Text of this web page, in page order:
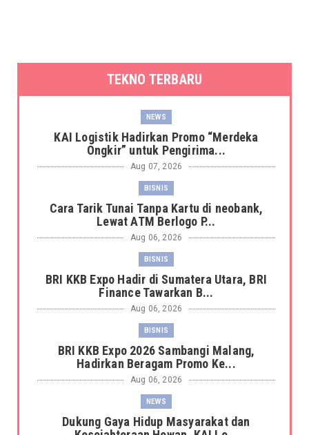
TEKNO TERBARU
NEWS
KAI Logistik Hadirkan Promo “Merdeka
Ongkir” untuk Pengirima...
Aug 07, 2026
BISNIS
Cara Tarik Tunai Tanpa Kartu di neobank,
Lewat ATM Berlogo P...
Aug 06, 2026
BISNIS
BRI KKB Expo Hadir di Sumatera Utara, BRI
Finance Tawarkan B...
Aug 06, 2026
BISNIS
BRI KKB Expo 2026 Sambangi Malang,
Hadirkan Beragam Promo Ke...
Aug 06, 2026
NEWS
Dukung Gaya Hidup Masyarakat dan